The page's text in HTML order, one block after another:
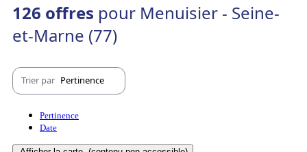
126 offres pour Menuisier - Seine-
et-Marne (77)
Trier par Pertinence
Pertinence
Date